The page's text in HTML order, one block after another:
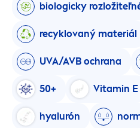
biologicky
recyklovaný materiál
UVA/AVB ochrana
50+ Vitamin E
hyalurón